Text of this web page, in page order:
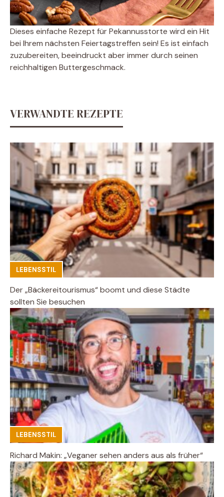
Dieses einfache Rezept für Pekannusstorte wird ein Hit
bei Ihrem nächsten Feiertagstreffen sein! Es ist einfach
zuzubereiten, beeindruckt aber immer durch seinen
reichhaltigen Buttergeschmack.
VERWANDTE REZEPTE
LEBENSSTIL
Der „Bäckereitourismus“ boomt und diese Städte
sollten Sie besuchen
LEBENSSTIL
Richard Makin: „Veganer sehen anders aus als früher“